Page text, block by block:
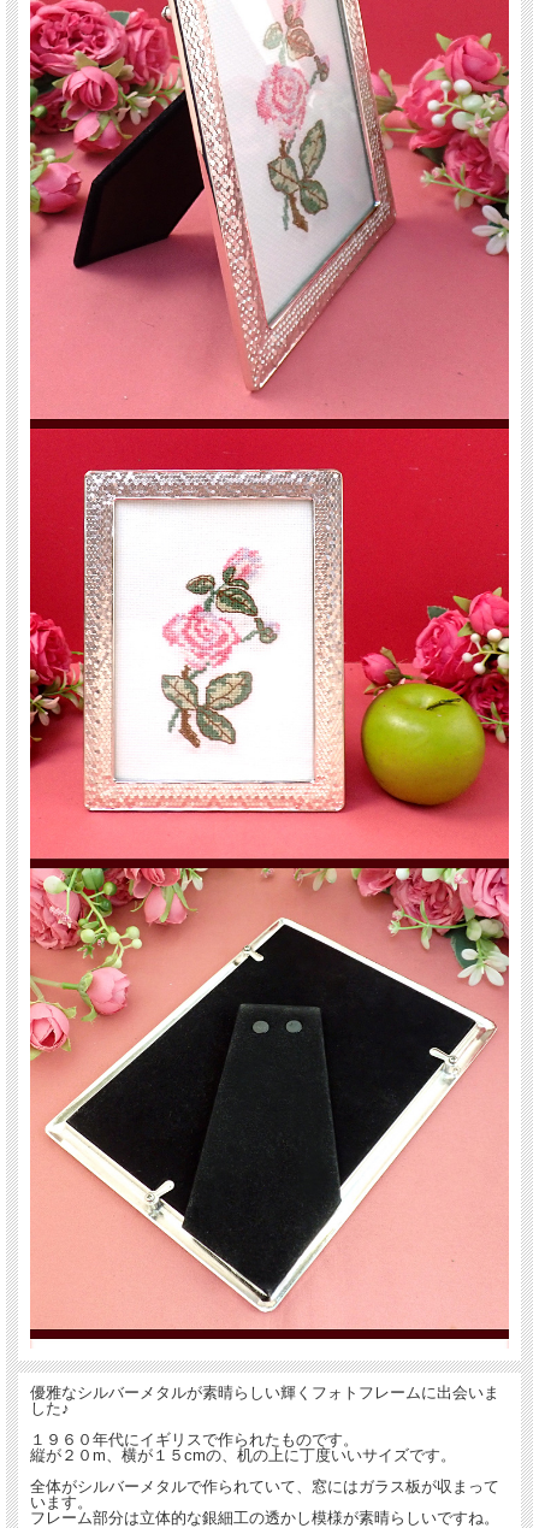
優雅なシルバーメタルが素晴らしい輝くフォトフレームに出会いま
した♪
１９６０年代にイギリスで作られたものです。
縦が２０m、横が１５cmの、机の上に丁度いいサイズです。
全体がシルバーメタルで作られていて、窓にはガラス板が収まって
います。
フレーム部分は立体的な銀細工の透かし模様が素晴らしいですね。